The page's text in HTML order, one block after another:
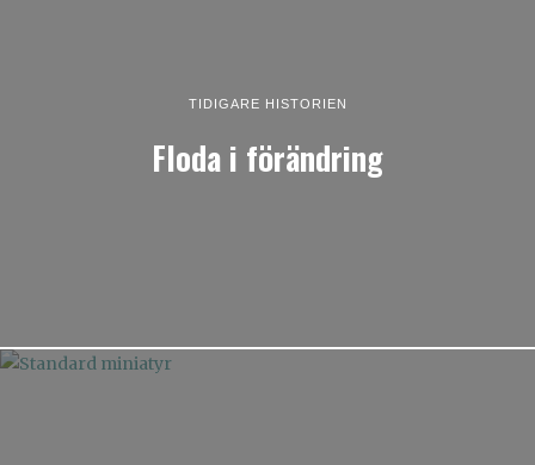
TIDIGARE HISTORIEN
Floda i förändring